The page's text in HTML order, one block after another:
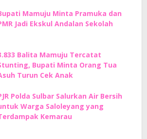
Mamuju Minta Pramuka dan
Jadi Ekskul Andalan Sekolah
Balita Mamuju Tercatat
Bupati Minta Orang Tua
Turun Cek Anak
Polda Sulbar Salurkan Air Bersih
Warga Saloleyang yang
Kemarau